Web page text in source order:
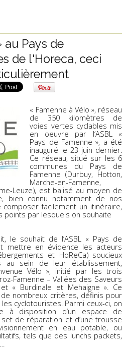
au Pays de
de l'Horeca, ceci
« Famenne à Vélo », réseau
de 350 kilomètres de
voies vertes cyclables mis
en oeuvre par l’ASBL «
Pays de Famenne », a été
inauguré le 23 juin dernier.
Ce réseau, situé sur les 6
communes du Pays de
Famenne (Durbuy, Hotton,
Marche-en-Famenne,
Leuze), est balisé au moyen de
bien connu notamment de nos
facilement un itinéraire,
points par lesquels on souhaite
le souhait de l’ASBL « Pays de
mettre en évidence les acteurs
et HoReCa) soucieux
au sein de leur établissement,
Vélo », initié par les trois
Famenne – Vallées des Saveurs
« Burdinale et Mehaigne ». Ce
nombreux critères, définis pour
cyclotouristes. Parmi ceux-ci, on
à disposition d’un espace de
de réparation et d’une trousse
en eau potable, ou
tels que des lunchs packets,